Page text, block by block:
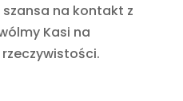
na kontakt z
Kasi na